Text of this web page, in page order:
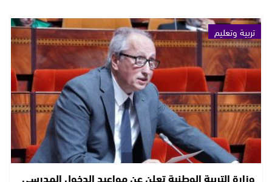
تربية وتعليم
وزارة التربية الوطنية تعلن عن مواعيد الدخول المدرسي